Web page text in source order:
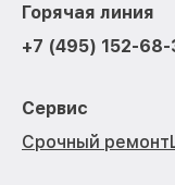
Горячая линия
+7 (495) 152-68-
Сервис
Срочный ремонт